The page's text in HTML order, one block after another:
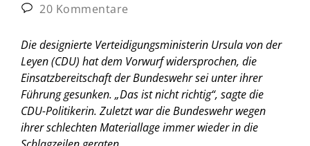
20 Kommentare
Die designierte Verteidigungsministerin Ursula von der
Leyen (CDU) hat dem Vorwurf widersprochen, die
Einsatzbereitschaft der Bundeswehr sei unter ihrer
Führung gesunken. „Das ist nicht richtig“, sagte die
CDU-Politikerin. Zuletzt war die Bundeswehr wegen
ihrer schlechten Materiallage immer wieder in die